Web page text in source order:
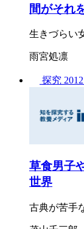
間がそれ
生きづらい
雨宮処凛
探究 2012
草食男子
世界
古典が苦手